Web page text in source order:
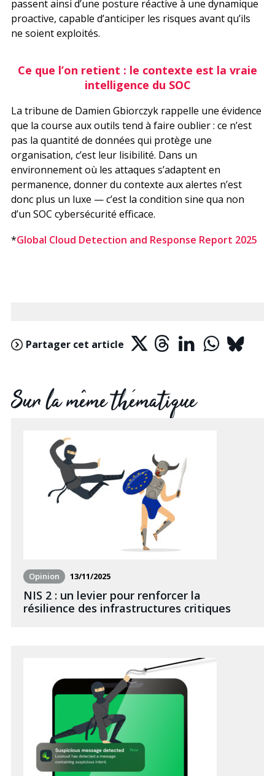
passent ainsi d’une posture réactive à une dynamique
proactive, capable d’anticiper les risques avant qu’ils
ne soient exploités.
Ce que l’on retient : le contexte est la vraie
intelligence du SOC
La tribune de Damien Gbiorczyk rappelle une évidence
que la course aux outils tend à faire oublier : ce n’est
pas la quantité de données qui protège une
organisation, c’est leur lisibilité. Dans un
environnement où les attaques s’adaptent en
permanence, donner du contexte aux alertes n’est
donc plus un luxe — c’est la condition sine qua non
d’un SOC cybersécurité efficace.
*Global Cloud Detection and Response Report 2025
Partager cet article
Sur la même thématique
Opinion 13/11/2025
NIS 2 : un levier pour renforcer la
résilience des infrastructures critiques